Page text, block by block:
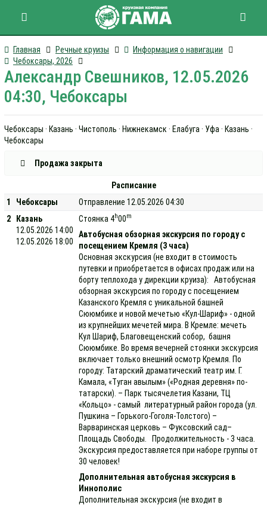
Главная Речные круизы
Информация о навигации
Чебоксары, 2026
Александр Свешников, 12.05.2026
04:30, Чебоксары
Чебоксары · Казань · Чистополь · Нижнекамск · Елабуга · Уфа · Казань ·
Чебоксары
Продажа закрыта
Расписание
1
Чебоксары
Отправление 12.05.2026 04:30
2
Казань
12.05.2026 14:00
12.05.2026 18:00
Стоянка 4h00m
Автобусная обзорная экскурсия по городу с
посещением Кремля (3 часа)
Основная экскурсия (не входит в стоимость
путевки и приобретается в офисах продаж или на
борту теплохода у дирекции круиза): Автобусная
обзорная экскурсия по городу с посещением
Казанского Кремля с уникальной башней
Сююмбике и новой мечетью «Кул-Шариф» - одной
из крупнейших мечетей мира. В Кремле: мечеть
Кул Шариф, Благовещенский собор, башня
Сююмбике. Во время вечерней стоянки экскурсия
включает только внешний осмотр Кремля. По
городу: Татарский драматический театр им. Г.
Камала, «Туган авылым» («Родная деревня» по-
татарски). – Парк тысячелетия Казани, ТЦ
«Кольцо» - самый литературный район города (ул.
Пушкина – Горького-Гоголя-Толстого) –
Варваринская церковь – Фуксовский сад–
Площадь Свободы. Продолжительность - 3 часа.
Экскурсия предоставляется при наборе группы от
30 человек!
Дополнительная автобусная экскурсия в
Иннополис
Дополнительная экскурсия (не входит в